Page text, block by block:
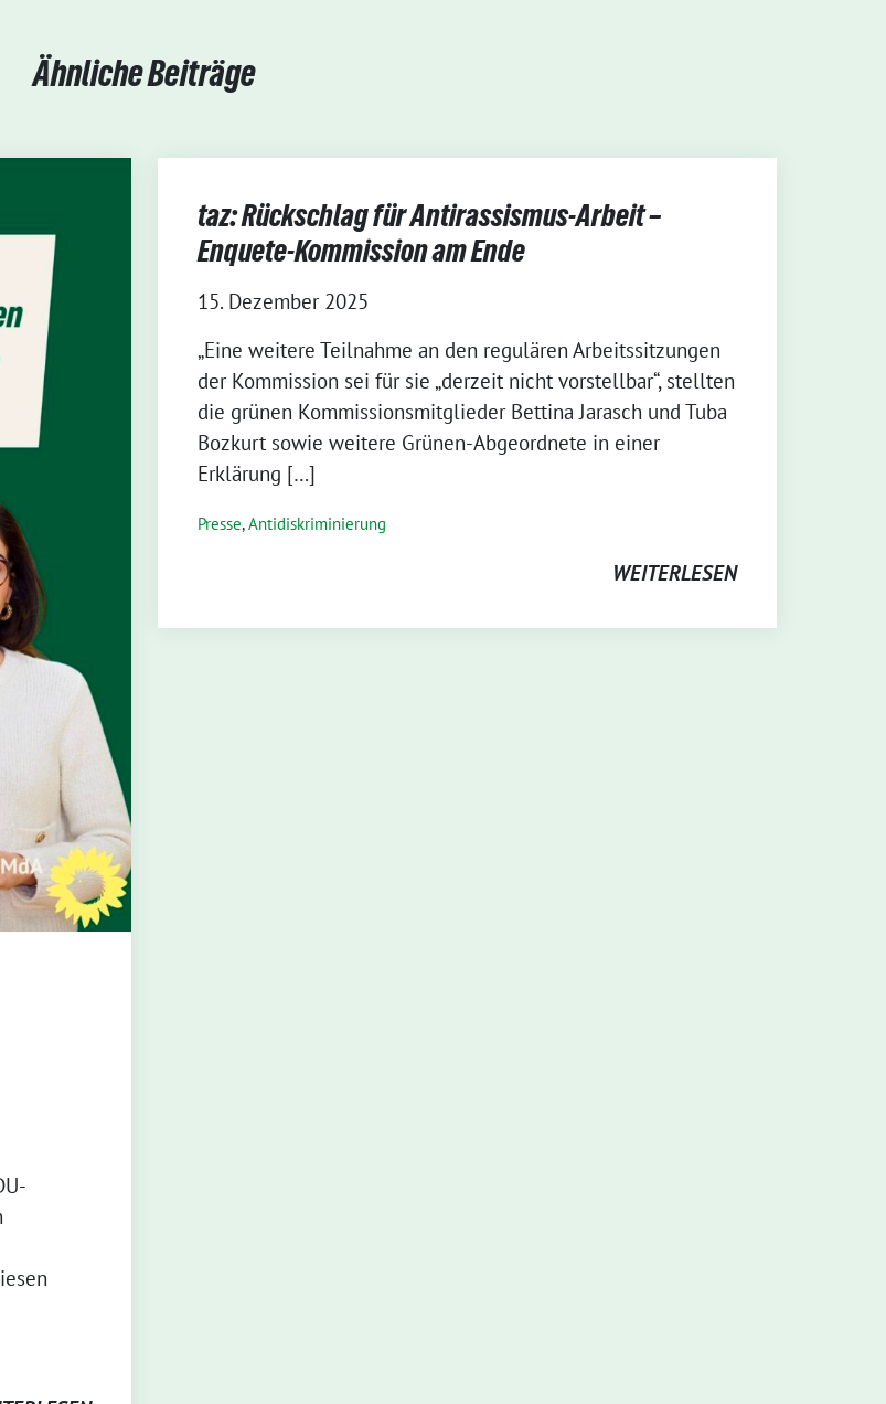
Ähnliche Beiträge
taz: Rückschlag für Antirassismus-Arbeit –
Enquete-Kommission am Ende
15. Dezember 2025
„Eine weitere Teilnahme an den regulären Arbeitssitzungen
der Kommission sei für sie „derzeit nicht vorstellbar“, stellten
die grünen Kommissionsmitglieder Bettina Jarasch und Tuba
Bozkurt sowie weitere Grünen-Abgeordnete in einer
Erklärung […]
Presse,Antidiskriminierung
WEITERLESEN